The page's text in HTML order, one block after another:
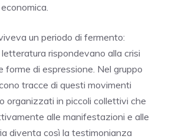
un periodo di fermento:
rispondevano alla crisi
forme di espressione. Nel gruppo
tracce di questi movimenti
organizzati in piccoli collettivi che
alle manifestazioni e alle
diventa così la testimonianza